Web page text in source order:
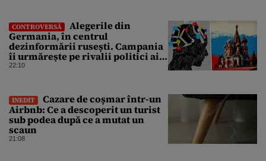
CONTROVERSĂ
Alegerile din
Germania, în centrul
dezinformării rusești. Campania
îi urmărește pe rivalii politici ai
partidului de extremă dreapta
22:10
INEDIT
Cazare de coșmar într-un
Airbnb: Ce a descoperit un turist
sub podea după ce a mutat un
scaun
21:08